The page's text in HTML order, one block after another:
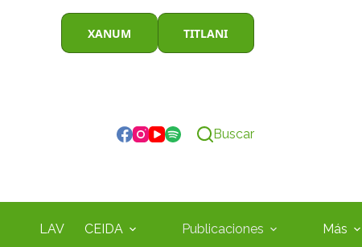
XANUM TITLANI
Buscar
LAV CEIDA Publicaciones Más